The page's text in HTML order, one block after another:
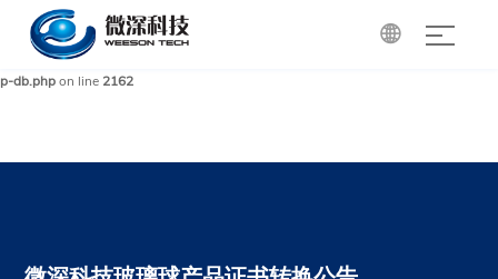
Warning: mysqli_query(): (HY000/1): Can't create/write to file '/tmp/#sql_85a_0.MYI'
(Errcode: 28 - No space left on device) in
p-db.phpon line 2162
